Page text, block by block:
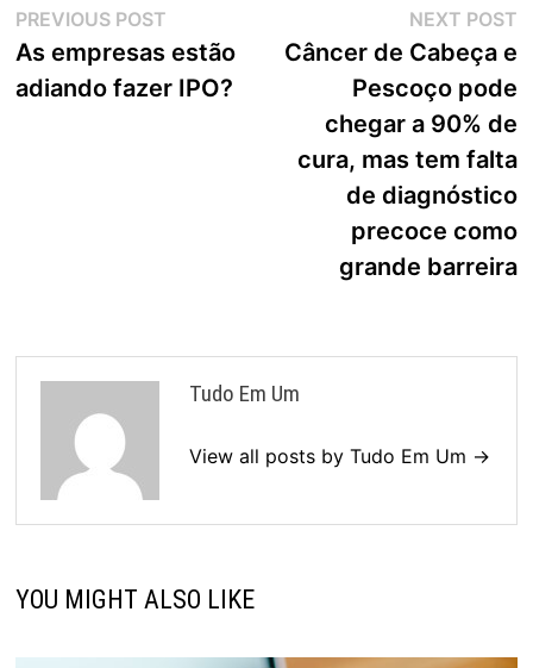
Navegação
de
PREVIOUS POSTPrevious
post:
As empresas estão
adiando fazer IPO?
NEXT POST
Câncer de Cabeça e
Pescoço pode
chegar a 90% de
cura, mas tem falta
de diagnóstico
precoce como
grande barreira
Tudo Em Um
View all posts by Tudo Em Um →
YOU MIGHT ALSO LIKE